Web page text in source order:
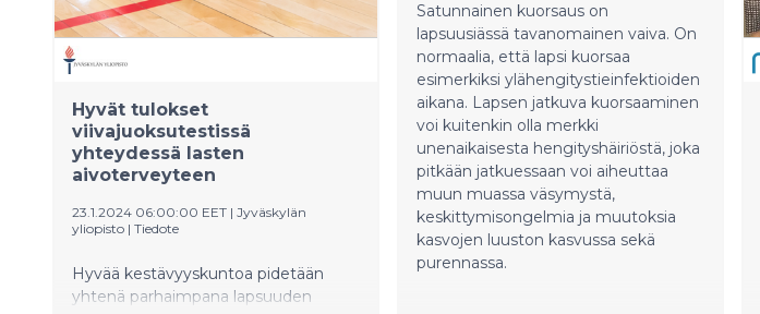
osaamiserot ovat aikaisempaa
suurempia ja kouluissa tarvitaan
selvempi strategia tieto- ja
viestintäteknologian hyödyntämiseksi
ja opettajien tukemiseksi.
Hyvät tulokset
viivajuoksutestissä
yhteydessä lasten
aivoterveyteen
23.1.2024 06:00:00 EET | Jyväskylän
yliopisto | Tiedote
Hyvää kestävyyskuntoa pidetään
yhtenä parhaimpana lapsuuden
Satunnainen kuorsaus on
lapsuusiässä tavanomainen vaiva. On
normaalia, että lapsi kuorsaa
esimerkiksi ylähengitystieinfektioiden
aikana. Lapsen jatkuva kuorsaaminen
voi kuitenkin olla merkki
unenaikaisesta hengityshäiriöstä, joka
pitkään jatkuessaan voi aiheuttaa
muun muassa väsymystä,
keskittymisongelmia ja muutoksia
kasvojen luuston kasvussa sekä
purennassa.